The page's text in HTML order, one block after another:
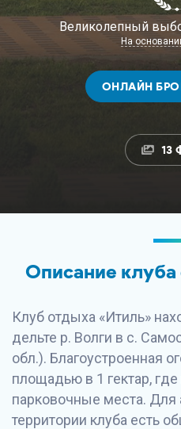
Великолепный
На
ОНЛАЙН
13
Описание
Клуб отдыха «Итиль»
дельте р. Волги в с.
обл.). Благоустроенная
площадью в 1 гектар,
парковочные места. Для
территории клуба есть